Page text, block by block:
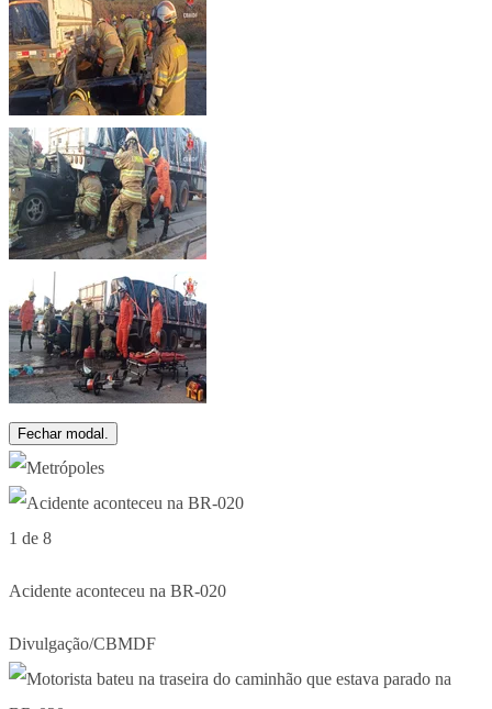
Fechar modal.
1 de 8
Acidente aconteceu na BR-020
Divulgação/CBMDF